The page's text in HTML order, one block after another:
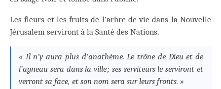
Les fleurs et les fruits de l’arbre de vie dans la Nouvelle
Jérusalem serviront à la Santé des Nations.
« Il n’y aura plus d’anathème. Le trône de Dieu et de
l’agneau sera dans la ville ; ses serviteurs le serviront et
verront sa face, et son nom sera sur leurs fronts. »